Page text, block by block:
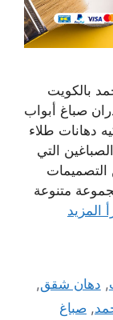
بالكويت
صباغ أبواب
دهانات طلاء
التي
متنوعة
المزيد
, دهان شقق,
, صباغ